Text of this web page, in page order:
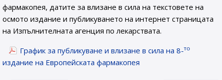
фармакопея, датите за влизане в сила на текстовете на
осмото издание и публикуването на интернет страницата
на Изпълнителната агенция по лекарствата.
График за публикуване и влизане в сила на 8-то
издание на Европейската фармакопея